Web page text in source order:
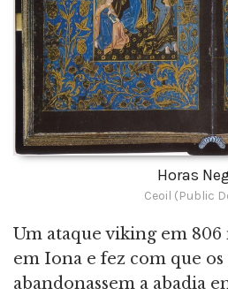
Horas
Ceoil (Public
Um ataque viking em 806
em Iona e fez com que
abandonassem a abadia